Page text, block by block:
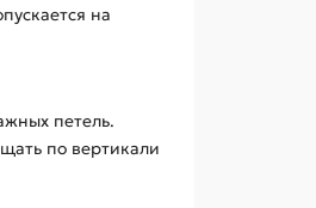
на
петель.
по вертикали